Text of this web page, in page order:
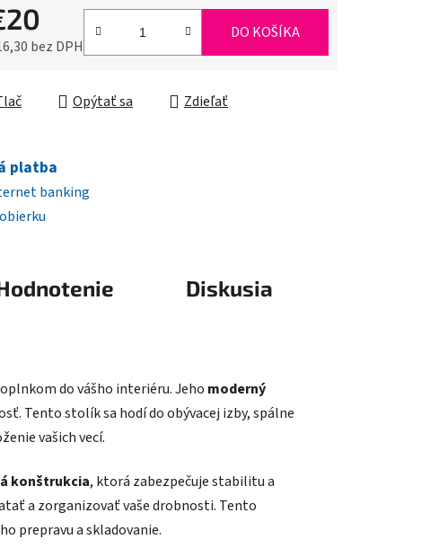
bez DPH
DO KOŠÍKA
Opýtať sa Zdieľať
platba
banking
Diskusia
do vášho interiéru. Jeho moderný
Tento stolík sa hodí do obývacej izby, spálne
vašich vecí.
konštrukcia, ktorá zabezpečuje stabilitu a
a zorganizovať vaše drobnosti. Tento
prepravu a skladovanie.